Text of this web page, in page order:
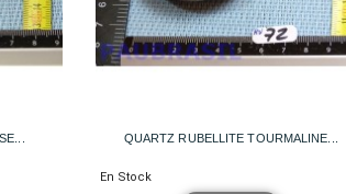
QUARTZ RUBELLITE TOURMALINE...
En Stock